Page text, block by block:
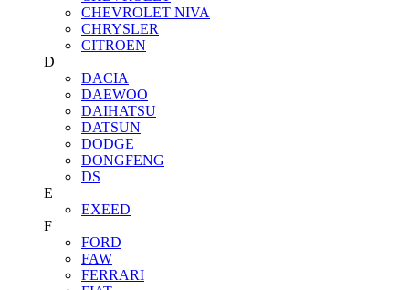
CHEVROLET NIVA
CHRYSLER
CITROEN
D
DACIA
DAEWOO
DAIHATSU
DATSUN
DODGE
DONGFENG
DS
E
EXEED
F
FORD
FAW
FERRARI